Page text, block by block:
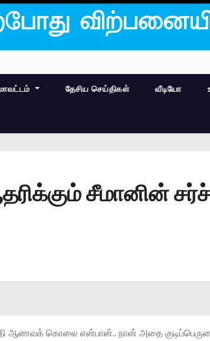
தேசிய செய்திகள் வீடியோ
சீமானின்
ஆணவக் கொலை என்பான்.. நான் அதை